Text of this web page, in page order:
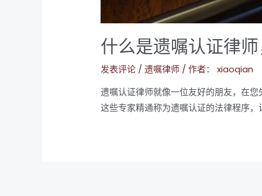
什么是遗嘱认证律
发表评论 /遗嘱律师 / 作者：
xiaoqian
遗嘱认证律师就像一位友好的朋友，在
这些专家精通称为遗嘱认证的法律程序